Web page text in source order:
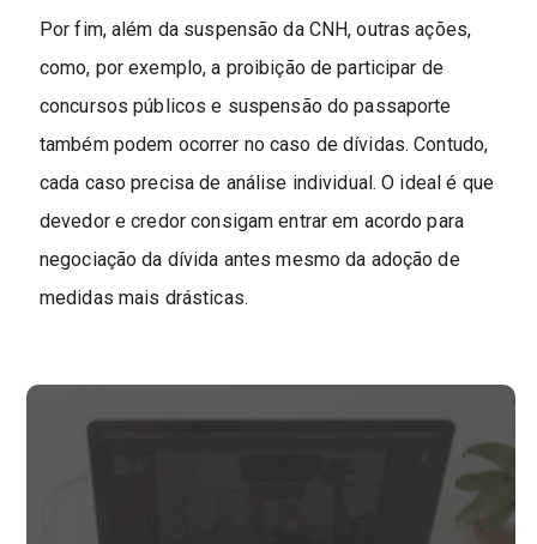
Por fim, além da suspensão da CNH, outras ações,
como, por exemplo, a proibição de participar de
concursos públicos e suspensão do passaporte
também podem ocorrer no caso de dívidas. Contudo,
cada caso precisa de análise individual. O ideal é que
devedor e credor consigam entrar em acordo para
negociação da dívida antes mesmo da adoção de
medidas mais drásticas.